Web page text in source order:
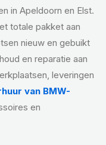
in Apeldoorn en Elst.
totale pakket aan
nieuw en gebuikt
en reparatie aan
leveringen
van BMW-
en